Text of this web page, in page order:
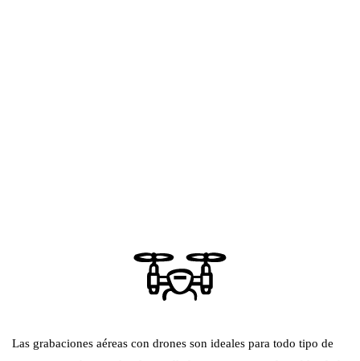
Las grabaciones aéreas con drones son ideales para todo tipo de